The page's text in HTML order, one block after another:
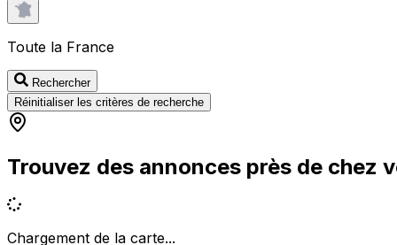
Toute la France
Rechercher
Réinitialiser les critères de recherche
Trouvez des annonces près de chez
Chargement de la carte...